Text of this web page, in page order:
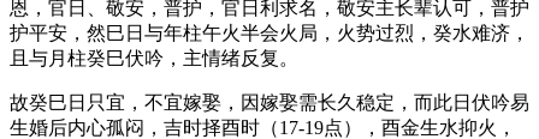
恩，官日、敬安，普护，官日利求名，敬安主长辈认可，普护
护平安，然巳日与年柱午火半会火局，火势过烈，癸水难济，
且与月柱癸巳伏吟，主情绪反复。
故癸巳日只宜，不宜嫁娶，因嫁娶需长久稳定，而此日伏吟易
生婚后内心孤闷，吉时择酉时（17-19点），酉金生水抑火，